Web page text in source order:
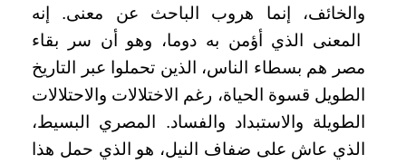
والخائف، إنما هروب الباحث عن معنى. إنه
المعنى الذي أؤمن به دوما، وهو أن سر بقاء
مصر هم بسطاء الناس، الذين تحملوا عبر التاريخ
الطويل قسوة الحياة، رغم الاختلالات والاحتلالات
الطويلة والاستبداد والفساد. المصري البسيط،
الذي عاش على ضفاف النيل، هو الذي حمل هذا